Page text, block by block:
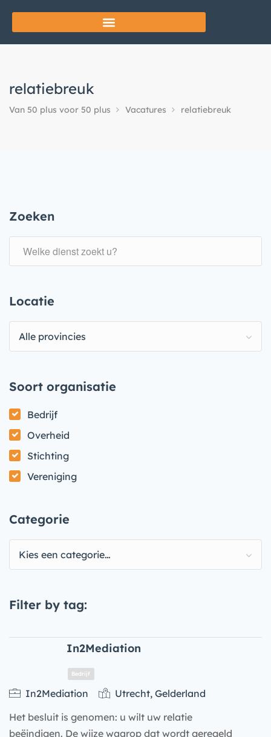
relatiebreuk
Van 50 plus voor 50 plus Vacatures relatiebreuk
Zoeken
Locatie
Alle provincies
Soort organisatie
Bedrijf
Overheid
Stichting
Vereniging
Categorie
Kies een categorie…
Filter by tag:
In2Mediation
In2Mediation
Utrecht, Gelderland
Het besluit is genomen: u wilt uw relatie
beëindigen. De wijze waarop dat wordt geregeld